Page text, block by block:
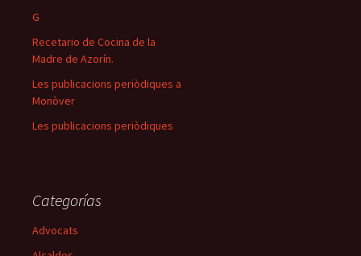
G
Recetario de Cocina de la
Madre de Azorín.
Les publicacions periòdiques a
Monòver
Les publicacions periòdiques
Categorías
Advocats